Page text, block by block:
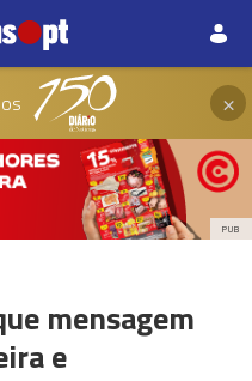
×
PUB
mensagem
e